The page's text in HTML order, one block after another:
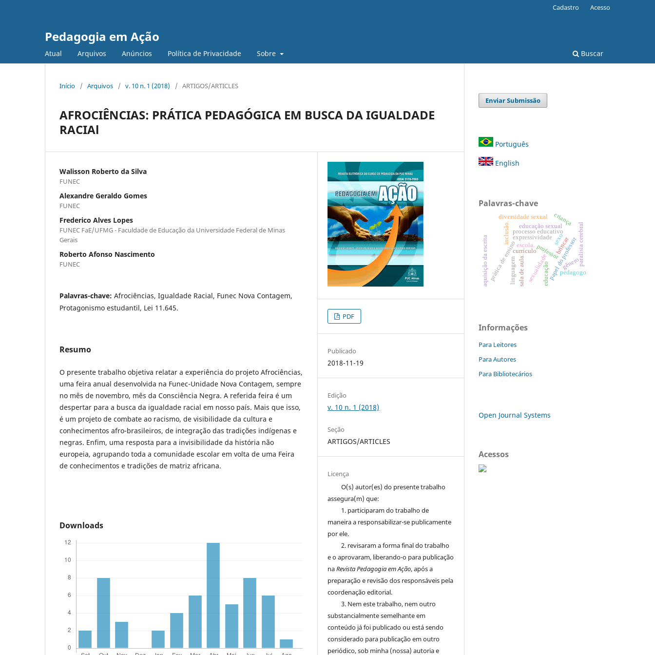
Pedagogia em Ação
Atual Arquivos Anúncios Política de Privacidade Sobre Buscar
Cadastro Acesso
Início / Arquivos / v. 10 n. 1 (2018) / ARTIGOS/ARTICLES
AFROCIÊNCIAS: PRÁTICA PEDAGÓGICA EM BUSCA DA IGUALDADE
RACIAl
Walisson Roberto da Silva
FUNEC
Alexandre Geraldo Gomes
FUNEC
Frederico Alves Lopes
FUNEC FaE/UFMG - Faculdade de Educação da Universidade Federal de Minas
Gerais
Roberto Afonso Nascimento
FUNEC
Palavras-chave: Afrociências, Igualdade Racial, Funec Nova Contagem,
Protagonismo estudantil, Lei 11.645.
Resumo
O presente trabalho objetiva relatar a experiência do projeto Afrociências,
uma feira anual desenvolvida na Funec-Unidade Nova Contagem, sempre
no mês de novembro, mês da Consciência Negra. A referida feira é um
despertar para a busca da igualdade racial em nosso país. Mais que isso,
é um projeto de combate ao racismo, de visibilidade da cultura e
conhecimentos afro-brasileiros, de integração das tradições indígenas e
negras. Enfim, uma resposta para a invisibilidade da história não
europeia, agrupando toda a comunidade escolar em volta de uma Feira
de conhecimentos e tradições de matriz africana.
Downloads
PDF
Publicado
2018-11-19
Edição
v. 10 n. 1 (2018)
Seção
ARTIGOS/ARTICLES
Licença
O(s) autor(es) do presente trabalho
assegura(m) que:
1. participaram do trabalho de
maneira a responsabilizar-se publicamente
por ele.
2. revisaram a forma final do trabalho
e o aprovaram, liberando-o para publicação
naRevista Pedagogia em Ação, após a
preparação e revisão dos responsáveis pela
coordenação editorial.
3. Nem este trabalho, nem outro
substancialmente semelhante em
conteúdo já foi publicado ou está sendo
considerado para publicação em outro
periódico, sob minha (nossa) autoria e
Enviar Submissão
Português
English
Palavras-chave
currículo
prática de ensino papel do professor
inclusão. expressividade
professor
sala de aula.
aquisição da escrita pedagogo
processo educativo
educação sexual
sexo
sexualidade
criança
brincar
escola.
diversidade sexual
gênero
educação
paralisia cerebral
linguagem
Informações
Para Leitores
Para Autores
Para Bibliotecários
Open Journal Systems
Acessos